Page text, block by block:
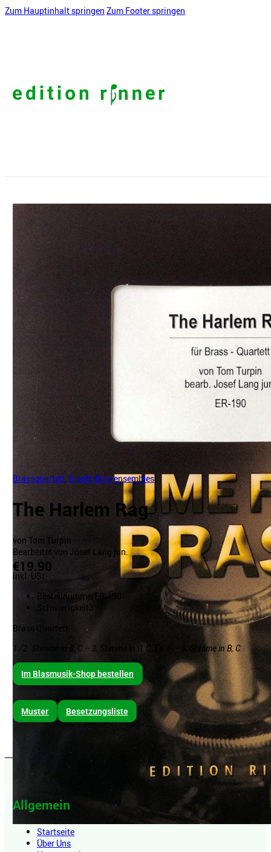
Zum Hauptinhalt springen Zum Footer springen
Brassquartett Blechbläserensembles
The Harlem Rag
von Tom Turpin
Bearbeitet von Josef Lang jun.
€19.90
inkl. USt.
Bestellnummer ER-190
Schwierigkeit3
Brass Quartett
1./2. Stimme in B, C – 3. Stimme in B, C, Es, F – 4. Stimme in B, C
Im Blasmusik-Shop bestellen
Muster Besetzungsliste
Allgemein
Startseite
Über Uns